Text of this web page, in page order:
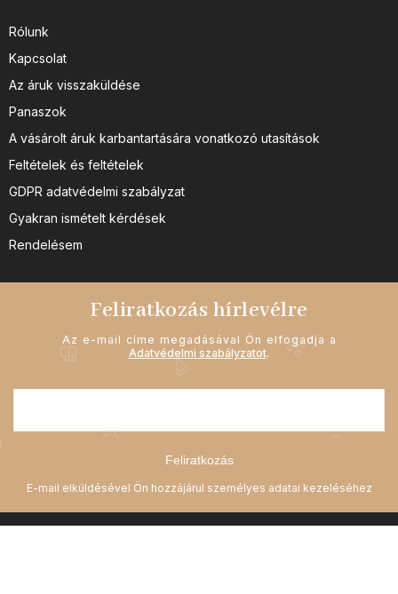
Rólunk
Kapcsolat
Az áruk visszaküldése
Panaszok
A vásárolt áruk karbantartására vonatkozó utasítások
Feltételek és feltételek
GDPR adatvédelmi szabályzat
Gyakran ismételt kérdések
Rendelésem
Feliratkozás hírlevélre
Az e-mail címe megadásával Ön elfogadja a
Adatvédelmi szabályzatot.
Feliratkozás